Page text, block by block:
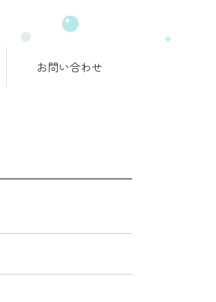
お問い合わせ